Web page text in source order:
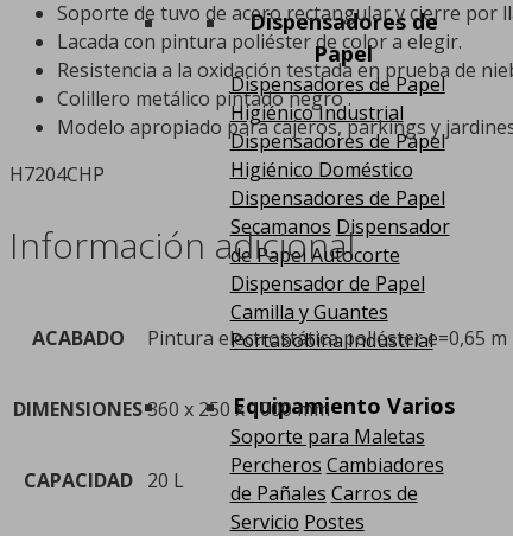
Dispensadores de
Papel
Dispensadores de Papel
Higiénico Industrial
Dispensadores de Papel
Higiénico Doméstico
Dispensadores de Papel
Secamanos Dispensador
de Papel Autocorte
Dispensador de Papel
Camilla y Guantes
Portabobina Industrial
Equipamiento Varios
Soporte para Maletas
Percheros Cambiadores
de Pañales Carros de
Servicio Postes
Soporte de tuvo de acero rectangular y cierre por
Lacada con pintura poliéster de color a elegir.
Resistencia a la oxidación testada en prueba de
Colillero metálico pintado negro .
Modelo apropiado para cajeros, parkings y
H7204CHP
Información adicional
ACABADO Pintura electrostática poliéster e=0,65
DIMENSIONES360 x 250 x 1000 mm
CAPACIDAD 20 L